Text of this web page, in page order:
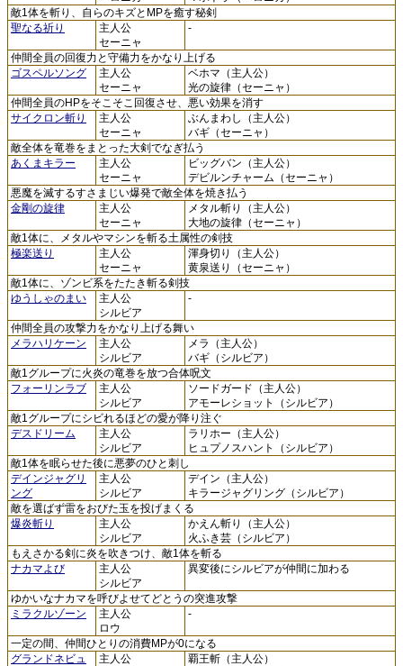
敵1体を斬り、自らのキズとMPを癒す秘剣
聖なる祈り
主人公
セーニャ
-
仲間全員の回復力と守備力をかなり上げる
ゴスペルソング
主人公
セーニャ
ベホマ（主人公）
光の旋律（セーニャ）
仲間全員のHPをそこそこ回復させ、悪い効果を消す
サイクロン斬り
主人公
セーニャ
ぶんまわし（主人公）
バギ（セーニャ）
敵全体を竜巻をまとった大剣でなぎ払う
あくまキラー
主人公
セーニャ
ビッグバン（主人公）
デビルンチャーム（セーニャ）
悪魔を滅するすさまじい爆発で敵全体を焼き払う
金剛の旋律
主人公
セーニャ
メタル斬り（主人公）
大地の旋律（セーニャ）
敵1体に、メタルやマシンを斬る土属性の剣技
極楽送り
主人公
セーニャ
渾身切り（主人公）
黄泉送り（セーニャ）
敵1体に、ゾンビ系をたたき斬る剣技
ゆうしゃのまい
主人公
シルビア
-
仲間全員の攻撃力をかなり上げる舞い
メラハリケーン
主人公
シルビア
メラ（主人公）
バギ（シルビア）
敵1グループに火炎の竜巻を放つ合体呪文
フォーリンラブ
主人公
シルビア
ソードガード（主人公）
アモーレショット（シルビア）
敵1グループにシビれるほどの愛が降り注ぐ
デスドリーム
主人公
シルビア
ラリホー（主人公）
ヒュプノスハント（シルビア）
敵1体を眠らせた後に悪夢のひと刺し
デインジャグリ
ング
主人公
シルビア
デイン（主人公）
キラージャグリング（シルビア）
敵を選ばず雷をおびた玉を投げまくる
爆炎斬り
主人公
シルビア
かえん斬り（主人公）
火ふき芸（シルビア）
もえさかる剣に炎を吹きつけ、敵1体を斬る
ナカマよび
主人公
シルビア
異変後にシルビアが仲間に加わる
ゆかいなナカマを呼びよせてどとうの突進攻撃
ミラクルゾーン
主人公
ロウ
-
一定の間、仲間ひとりの消費MPが0になる
グランドネビュ
主人公
覇王斬（主人公）